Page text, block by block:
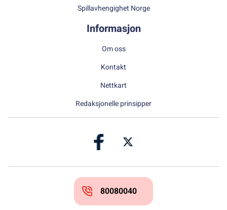
Spillavhengighet Norge
Informasjon
Om oss
Kontakt
Nettkart
Redaksjonelle prinsipper
80080040